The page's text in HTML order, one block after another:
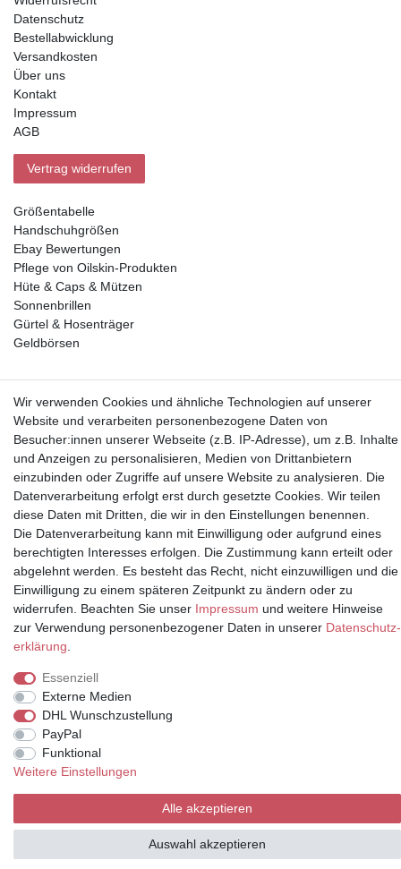
Datenschutz
Bestellabwicklung
Versandkosten
Über uns
Kontakt
Impressum
AGB
Vertrag widerrufen
Größentabelle
Handschuhgrößen
Ebay Bewertungen
Pflege von Oilskin-Produkten
Hüte & Caps & Mützen
Sonnenbrillen
Gürtel & Hosenträger
Geldbörsen
Partner
* Alle Preise inkl.
Mehrwertsteuer und zuzüglich
Versand | **ehemaliger
Wir verwenden Cookies und ähnliche Technologien auf unserer
Website und verarbeiten personenbezogene Daten von
Besucher:innen unserer Webseite (z.B. IP-Adresse), um z.B. Inhalte
und Anzeigen zu personalisieren, Medien von Drittanbietern
einzubinden oder Zugriffe auf unsere Website zu analysieren. Die
Datenverarbeitung erfolgt erst durch gesetzte Cookies. Wir teilen
diese Daten mit Dritten, die wir in den Einstellungen benennen.
Die Datenverarbeitung kann mit Einwilligung oder aufgrund eines
berechtigten Interesses erfolgen. Die Zustimmung kann erteilt oder
abgelehnt werden. Es besteht das Recht, nicht einzuwilligen und die
Einwilligung zu einem späteren Zeitpunkt zu ändern oder zu
widerrufen. Beachten Sie unser Impressum und weitere Hinweise
zur Verwendung personenbezogener Daten in unserer Daten­schutz­
erklärung
Essenziell
Externe Medien
DHL Wunschzustellung
PayPal
Funktional
Weitere Einstellungen
Alle akzeptieren
Auswahl akzeptieren